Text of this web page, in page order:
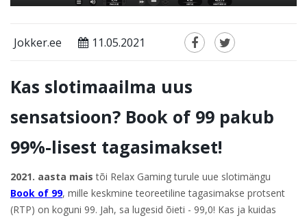
Jokker.ee 11.05.2021
Kas slotimaailma uus
sensatsioon? Book of 99 pakub
99%-lisest tagasimakset!
2021. aasta mais tõi Relax Gaming turule uue slotimängu
Book of 99, mille keskmine teoreetiline tagasimakse protsent
(RTP) on koguni 99. Jah, sa lugesid õieti - 99,0! Kas ja kuidas